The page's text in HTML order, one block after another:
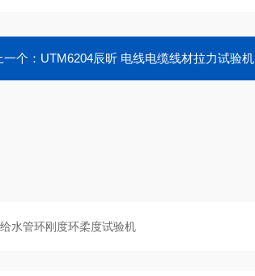
一个： UTM6204辰昕 电线电缆线材拉力试验机